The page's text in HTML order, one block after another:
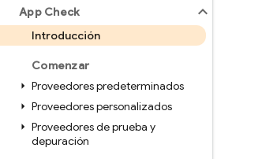
App Check
Introducción
Comenzar
Proveedores predeterminados
Proveedores personalizados
Proveedores de prueba y
depuración